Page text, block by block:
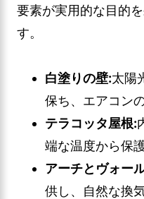
要素が実用的な目的
す。
白塗りの壁:太陽
保ち、エアコン
テラコッタ屋根:
端な温度から保
アーチとヴォー
供し、自然な換